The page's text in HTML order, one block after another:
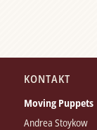
KONTAKT
Moving Puppets
Andrea Stoykow